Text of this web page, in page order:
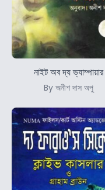
নাইট অব দ্য ভ্যাম্পায়ার
By অনীশ দাস অপু